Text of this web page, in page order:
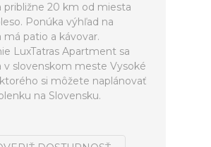
približne 20 km od miesta
Ponúka výhľad na
má patio a kávovar.
LuxTatras Apartment sa
v slovenskom meste Vysoké
si môžete naplánovať
na Slovensku.